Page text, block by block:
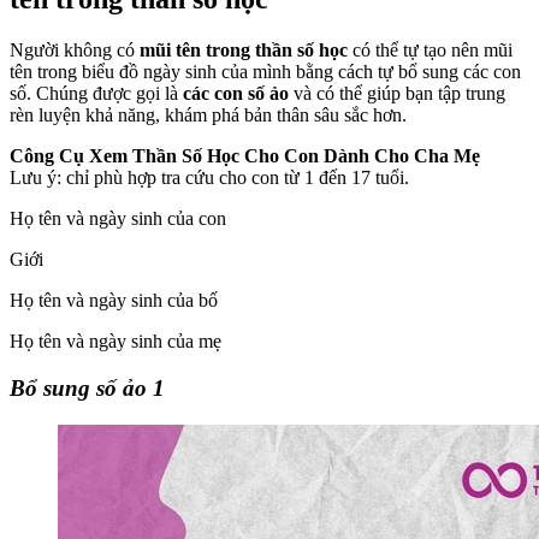
Người không có mũi tên trong thần số học có thể tự tạo nên mũi
tên trong biểu đồ ngày sinh của mình bằng cách tự bổ sung các con
số. Chúng được gọi là các con số ảo và có thể giúp bạn tập trung
rèn luyện khả năng, khám phá bản thân sâu sắc hơn.
Công Cụ Xem Thần Số Học Cho Con Dành Cho Cha Mẹ
Lưu ý: chỉ phù hợp tra cứu cho con từ 1 đến 17 tuổi.
Họ tên và ngày sinh của con
Giới
Họ tên và ngày sinh của bố
Họ tên và ngày sinh của mẹ
Bổ sung số ảo 1